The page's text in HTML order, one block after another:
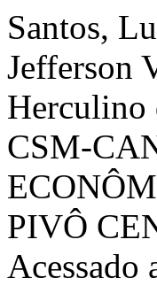
Santos,
Jefferson
CSM-
PIVÔ
Acessado